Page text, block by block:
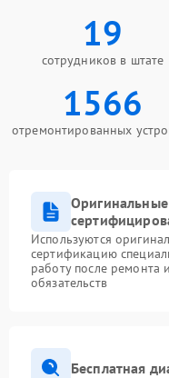
19
сотрудников в штате
1566
отремонтированных
Оригинальные
Используются
сертификацию
работу после ремонта
обязательств
Бесплатная